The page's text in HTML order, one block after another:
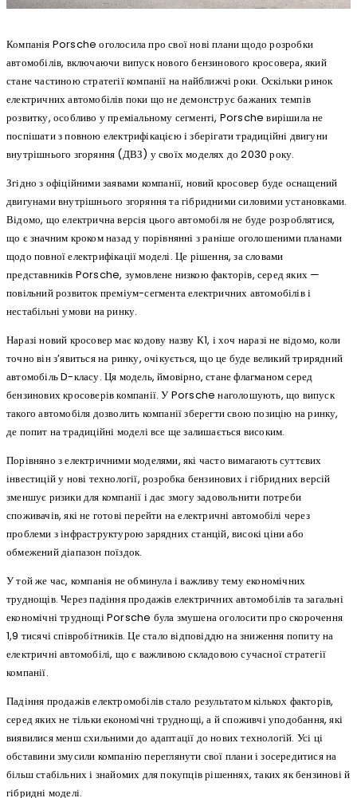
Компанія Porsche оголосила про свої нові плани щодо розробки
автомобілів, включаючи випуск нового бензинового кросовера, який
стане частиною стратегії компанії на найближчі роки. Оскільки ринок
електричних автомобілів поки що не демонструє бажаних темпів
розвитку, особливо у преміальному сегменті, Porsche вирішила не
поспішати з повною електрифікацією і зберігати традиційні двигуни
внутрішнього згоряння (ДВЗ) у своїх моделях до 2030 року.
Згідно з офіційними заявами компанії, новий кросовер буде оснащений
двигунами внутрішнього згоряння та гібридними силовими установками.
Відомо, що електрична версія цього автомобіля не буде розроблятися,
що є значним кроком назад у порівнянні з раніше оголошеними планами
щодо повної електрифікації моделі. Це рішення, за словами
представників Porsche, зумовлене низкою факторів, серед яких —
повільний розвиток преміум-сегмента електричних автомобілів і
нестабільні умови на ринку.
Наразі новий кросовер має кодову назву К1, і хоч наразі не відомо, коли
точно він з’явиться на ринку, очікується, що це буде великий трирядний
автомобіль D-класу. Ця модель, ймовірно, стане флагманом серед
бензинових кросоверів компанії. У Porsche наголошують, що випуск
такого автомобіля дозволить компанії зберегти свою позицію на ринку,
де попит на традиційні моделі все ще залишається високим.
Порівняно з електричними моделями, які часто вимагають суттєвих
інвестицій у нові технології, розробка бензинових і гібридних версій
зменшує ризики для компанії і дає змогу задовольнити потреби
споживачів, які не готові перейти на електричні автомобілі через
проблеми з інфраструктурою зарядних станцій, високі ціни або
обмежений діапазон поїздок.
У той же час, компанія не обминула і важливу тему економічних
труднощів. Через падіння продажів електричних автомобілів та загальні
економічні труднощі Porsche була змушена оголосити про скорочення
1,9 тисячі співробітників. Це стало відповіддю на зниження попиту на
електричні автомобілі, що є важливою складовою сучасної стратегії
компанії.
Падіння продажів електромобілів стало результатом кількох факторів,
серед яких не тільки економічні труднощі, а й споживчі уподобання, які
виявилися менш схильними до адаптації до нових технологій. Усі ці
обставини змусили компанію переглянути свої плани і зосередитися на
більш стабільних і знайомих для покупців рішеннях, таких як бензинові й
гібридні моделі.